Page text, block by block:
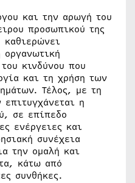
και την αρωγή του
προσωπικού της
οργανωτική
κινδύνου που
και τη χρήση των
Τέλος, με τη
η
σε επίπεδο
ενέργειες και
συνέχεια
την ομαλή και
κάτω από
συνθήκες.